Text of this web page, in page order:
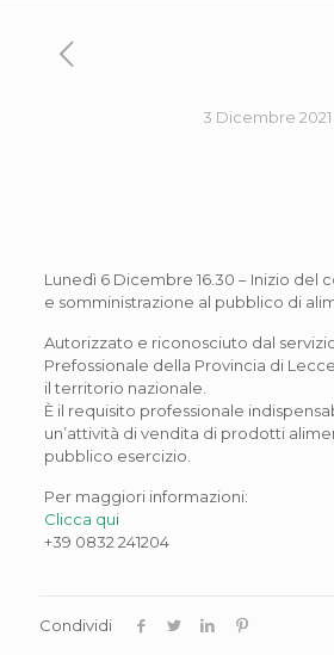
3 Dicembre 2021
Lunedì 6 Dicembre 16.30 – Inizio del
e somministrazione al pubblico di
Autorizzato e riconosciuto dal
Prefossionale della Provincia di
il territorio nazionale.
È il requisito professionale
un’attività di vendita di prodotti
pubblico esercizio.
Per maggiori informazioni:
Clicca qui
+39 0832 241204
Condividi